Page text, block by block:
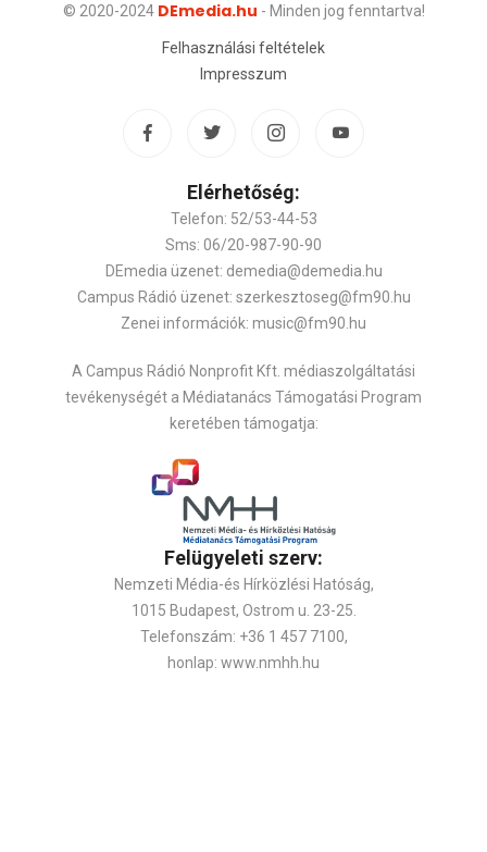
© 2020-2024 DEmedia.hu - Minden jog fenntartva!
Felhasználási feltételek
Impresszum
Elérhetőség:
Telefon: 52/53-44-53
Sms: 06/20-987-90-90
DEmedia üzenet: demedia@demedia.hu
Campus Rádió üzenet: szerkesztoseg@fm90.hu
Zenei információk: music@fm90.hu
A Campus Rádió Nonprofit Kft. médiaszolgáltatási
tevékenységét a Médiatanács Támogatási Program
keretében támogatja:
Felügyeleti szerv:
Nemzeti Média-és Hírközlési Hatóság,
1015 Budapest, Ostrom u. 23-25.
Telefonszám: +36 1 457 7100,
honlap: www.nmhh.hu